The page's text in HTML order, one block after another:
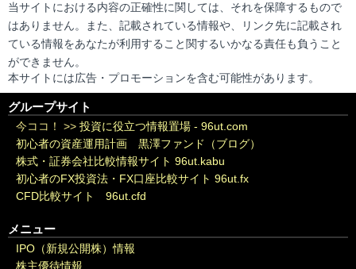
当サイトにおける内容の正確性に関しては、それを保障するもので
はありません。また、記載されている情報や、リンク先に記載され
ている情報をあなたが利用すること関するいかなる責任も負うこと
ができません。
本サイトには広告・プロモーションを含む可能性があります。
グループサイト
今ココ！ >> 投資に役立つ情報置場 - 96ut.com
初心者の資産運用計画 黒澤ファンド（ブログ）
株式・証券会社比較情報サイト 96ut.kabu
初心者のFX投資法・FX口座比較サイト 96ut.fx
CFD比較サイト 96ut.cfd
メニュー
IPO（新規公開株）情報
株主優待情報